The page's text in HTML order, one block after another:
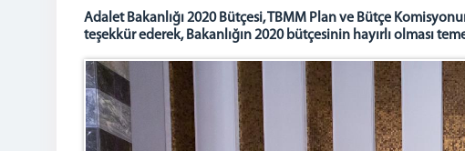
Adalet Bakanlığı 2020 Bütçesi, TBMM Plan ve Bütçe
teşekkür ederek, Bakanlığın 2020 bütçesinin hayırlı olması